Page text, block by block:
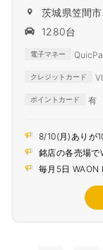
茨城県笠間
1280台
電子マネー
クレジットカード
ポイントカード 有
8/10(月)ありが
銘店の各売場で
毎月5日 WAON